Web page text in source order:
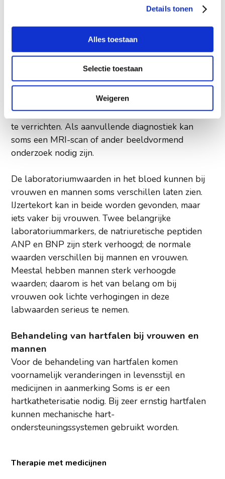
Details tonen
Alles toestaan
Selectie toestaan
Weigeren
normaal. Dan is er een onderzoek onder stress
zowel de pompfunctie van het hart gemeten
worden als ook de elasticiteit (stijfheid) van het
hart. Ook bij een normale pompfunctie kan er
sprake zijn van een verstoring in de elasticiteit van
het hart, wat vooral bij vrouwen voorkomt. Bij
onverklaarde kortademigheid is het daarom
belangrijk een echografisch onderzoek van het hart
te verrichten. Als aanvullende diagnostiek kan
soms een MRI-scan of ander beeldvormend
onderzoek nodig zijn.
De laboratoriumwaarden in het bloed kunnen bij
vrouwen en mannen soms verschillen laten zien.
IJzertekort kan in beide worden gevonden, maar
iets vaker bij vrouwen. Twee belangrijke
laboratoriummarkers, de natriuretische peptiden
ANP en BNP zijn sterk verhoogd; de normale
waarden verschillen bij mannen en vrouwen.
Meestal hebben mannen sterk verhoogde
waarden; daarom is het van belang om bij
vrouwen ook lichte verhogingen in deze
labwaarden serieus te nemen.
Behandeling van hartfalen bij vrouwen en
mannen
Voor de behandeling van hartfalen komen
voornamelijk veranderingen in levensstijl en
medicijnen in aanmerking Soms is er een
hartkatheterisatie nodig. Bij zeer ernstig hartfalen
kunnen mechanische hart-
ondersteuningssystemen gebruikt worden.
Therapie met medicijnen